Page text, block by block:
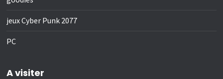
jeux Cyber Punk 2077
PC
A visiter